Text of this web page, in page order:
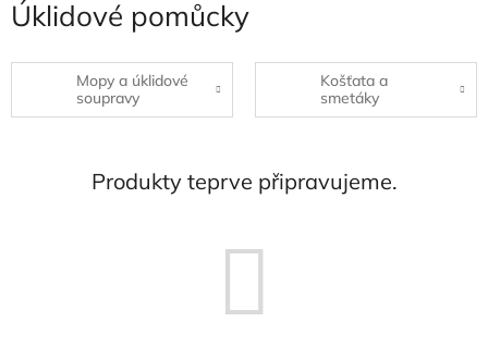
Úklidové pomůcky
Mopy a úklidové
soupravy
Košťata a
smetáky
Produkty teprve připravujeme.